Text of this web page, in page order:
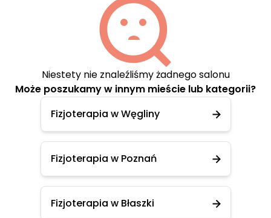
Niestety nie znaleźliśmy żadnego salonu
Może poszukamy w innym mieście lub kategorii?
Fizjoterapia w Węgliny
Fizjoterapia w Poznań
Fizjoterapia w Błaszki